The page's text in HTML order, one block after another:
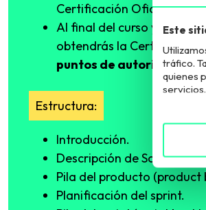
Certificación Oficial.
Al final del curso y
obtendrás la
puntos de autoridad
Estructura:
Introducción.
Descripción de Scrum y
Pila del producto (product
Planificación del sprint.
Este
tráfico.
quienes
servicios.